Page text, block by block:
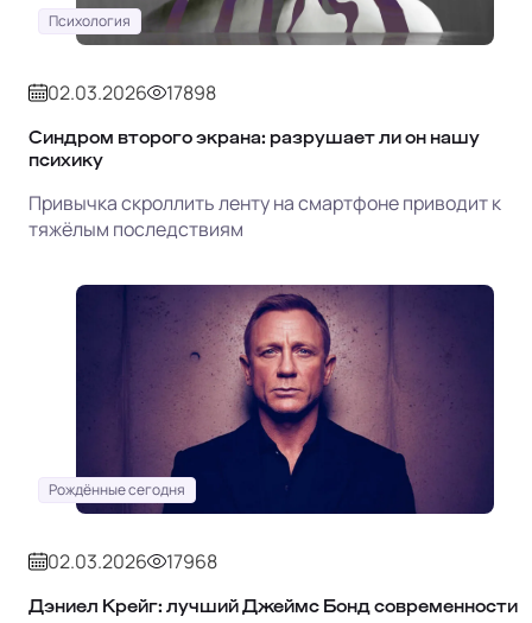
Психология
02.03.2026 17898
Синдром второго экрана: разрушает ли он нашу
психику
Привычка скроллить ленту на смартфоне приводит к
тяжёлым последствиям
Рождённые сегодня
02.03.2026 17968
Дэниел Крейг: лучший Джеймс Бонд современности